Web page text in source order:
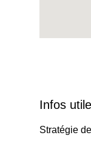
Infos
Stratégie